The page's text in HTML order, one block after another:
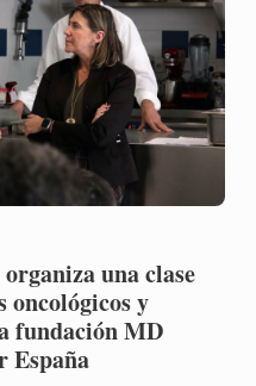
una clase
oncológicos y
fundación MD
España